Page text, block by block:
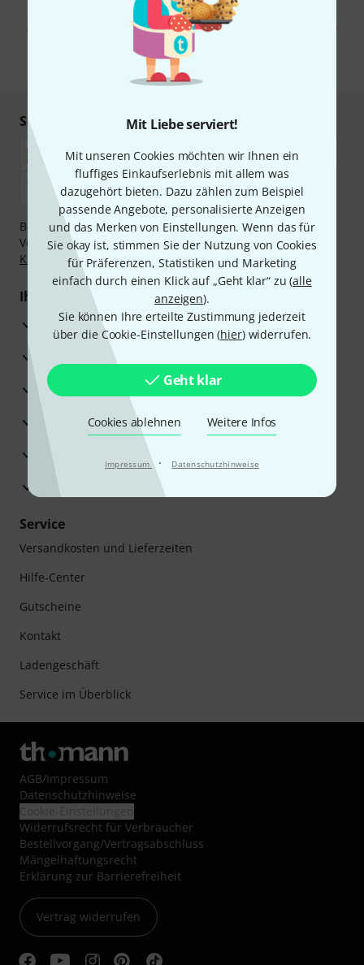
Mit Liebe serviert!
Mit unseren Cookies möchten wir Ihnen ein
fluffiges Einkaufserlebnis mit allem was
dazugehört bieten. Dazu zählen zum Beispiel
passende Angebote, personalisierte Anzeigen
und das Merken von Einstellungen. Wenn das für
Sie okay ist, stimmen Sie der Nutzung von Cookies
für Präferenzen, Statistiken und Marketing
einfach durch einen Klick auf „Geht klar“ zu (alle
anzeigen).
Sie können Ihre erteilte Zustimmung jederzeit
über die Cookie-Einstellungen (hier) widerrufen.
Geht klar
Cookies ablehnen Weitere Infos
Impressum · Datenschutzhinweise
Werbung und einer Messung des E-Mail-Nutzungsverhaltens zu. Die
Abmeldung ist jederzeit möglich. Weitere Informationen finden Sie in
Datenschutzhinweisen
* Pflichtfeld
Sicher einkaufen & bezahlen
Bezahlen Sie vertraulich und sicher per Nachnahme,
Vorkasse, PayPal, Amazon Pay,Klarna Sofort bezahlen,
Klarna Ratenzahlungoder Kreditkarte.
Ihre Vorteile
3 Jahre Thomann Garantie
30 Tage Money-Back-Garantie
Reparaturservice
Beratung durch Fachexperten
Zufriedenheitsgarantie
Europas größtes Versandlager
Service
Versandkosten und Lieferzeiten
Hilfe-Center
Gutscheine
Kontakt
Ladengeschäft
Service im Überblick
AGB/Impressum
Datenschutzhinweise
Widerrufsrecht für Verbraucher
Bestellvorgang/Vertragsabschluss
Mängelhaftungsrecht
Erklärung zur Barrierefreiheit
Vertrag widerrufen